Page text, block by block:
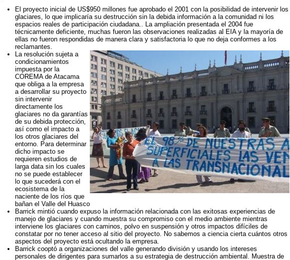
El proyecto inicial de US$950 millones fue aprobado el 2001 con la posibilidad de intervenir los
glaciares, lo que implicaría su destrucción sin la debida información a la comunidad ni los
espacios reales de participación ciudadana.. La ampliación presentada el 2004 fue
técnicamente deficiente, muchas fueron las observaciones realizadas al EIA y la mayoría de
ellas no fueron respondidas de manera clara y satisfactoria lo que no deja conformes a los
reclamantes.
La resolución sujeta a
condicionamientos
impuesta por la
COREMA de Atacama
que obliga a la empresa
a desarrollar su proyecto
sin intervenir
directamente los
glaciares no da garantías
de su debida protección,
así como el impacto a
los otros glaciares del
entorno. Para determinar
dicho impacto se
requieren estudios de
larga data sin los cuales
no se puede establecer
lo que sucederá con el
ecosistema de la
naciente de los ríos que
bañan el Valle del Huasco
Barrick mintió cuando expuso la información relacionada con las exitosas experiencias de
manejo de glaciares y cuando muestra su compromiso con el medio ambiente mientras
interviene los glaciares con caminos, polvo en suspensión y otros impactos difíciles de
constatar por no tener acceso al sitio del proyecto. No sabemos a ciencia cierta cuántos otros
aspectos del proyecto está ocultando la empresa.
Barrick cooptó a organizaciones del valle generando división y usando los intereses
personales de dirigentes para sumarlos a su estrategia de destrucción ambiental. Muestra de